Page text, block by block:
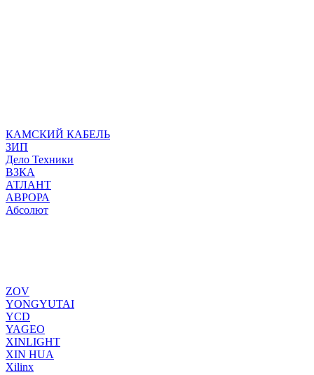
КАМСКИЙ КАБЕЛЬ
ЗИП
Дело Техники
ВЗКА
АТЛАНТ
АВРОРА
Абсолют
ZOV
YONGYUTAI
YCD
YAGEO
XINLIGHT
XIN HUA
Xilinx